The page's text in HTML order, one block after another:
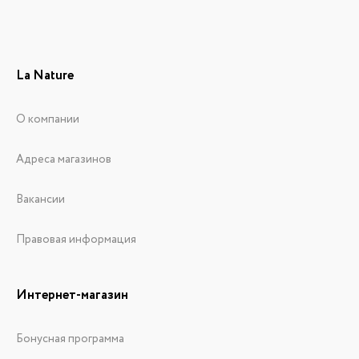
La Nature
О компании
Адреса магазинов
Вакансии
Правовая информация
Интернет-магазин
Бонусная программа